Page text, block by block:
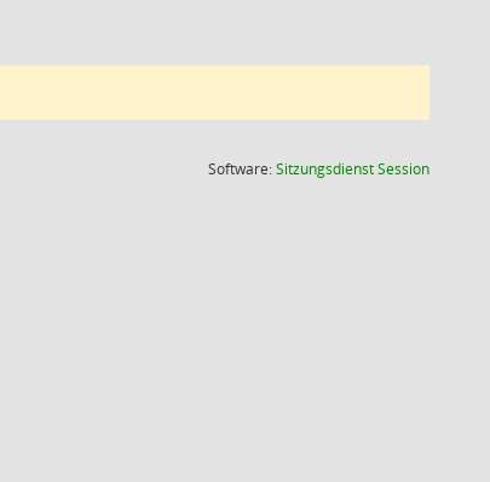
Software:SitzungsdienstSession(Wird in